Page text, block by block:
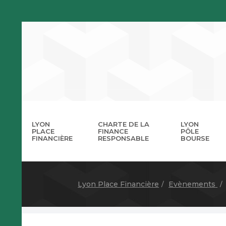
LYON
PLACE
FINANCIÈRE
La
CHARTE DE LA
FINANCE
RESPONSABLE
LYON
PÔLE
BOURSE
Lyon Place Financière Evènements